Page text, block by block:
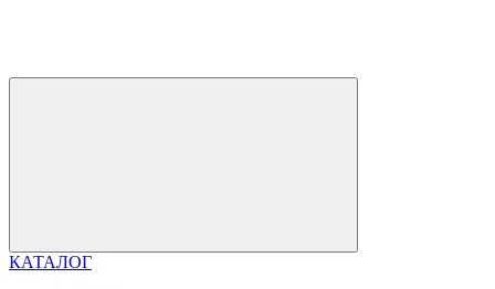
КАТАЛОГ